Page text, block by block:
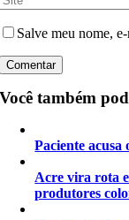
Salve meu nome,
Você também
Paciente
Acre vira rota
produtores